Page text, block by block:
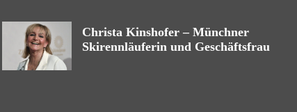
Christa Kinshofer – Münchner
Skirennläuferin und Geschäftsfrau